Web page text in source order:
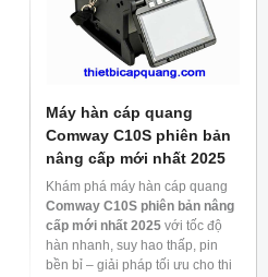
Máy hàn cáp quang
Comway C10S phiên bản
nâng cấp mới nhất 2025
Khám phá máy hàn cáp quang
Comway C10S phiên bản nâng
cấp mới nhất 2025 với tốc độ
hàn nhanh, suy hao thấp, pin
bền bỉ – giải pháp tối ưu cho thi